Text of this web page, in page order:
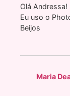
Olá Andressa!
Eu uso o
Beijos
Maria